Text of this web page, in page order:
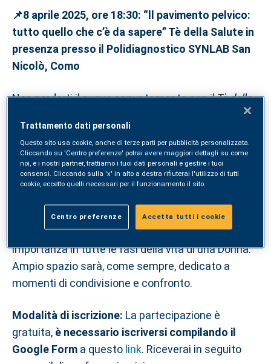
📌8 aprile 2025, ore 18:30: “ll pavimento pelvico:
tutto quello che c’è da sapere” Tè della Salute in
presenza presso il Polidiagnostico SYNLAB San
Nicolò, Como
Non perderti il nuovo appuntamento con ilTè della
tutto quello che c’è da sapere"
8 aprile alle ore 18:30, presso ilCentro SYNLAB
Lei, situato al primo piano della sedeSYNLAB San
Nicolò di Como, in viale Innocenzo XI, 70.
copriremo insieme alle nostre Specialiste, cos’è
Pavimento Pelvicoe come funziona, la sua
importanza in tutte le fasi della vita di una Donna.
Ampio spazio sarà, come sempre, dedicato a
momenti di condivisione e confronto.
Modalità di iscrizione: La partecipazione è
gratuita, è necessario iscriversi compilando il
Google Form a questo link. Riceverai in seguito
Trattamento dati personali
Questo sito usa cookie, anche di terze parti per pubblicità personalizzata.
Cliccando su 'Centro preferenze' potrai avere maggiori dettagli su come
noi, e i nostri partner, trattiamo i tuoi dati personali e gestire i tuoi
consensi. Cliccando sulla 'x' in alto a destra rifiuterai l'utilizzo di tutti
cookie, eccetto quelli necessari per il funzionamento il sito.
Centro preferenze Accetta tutti i cookie